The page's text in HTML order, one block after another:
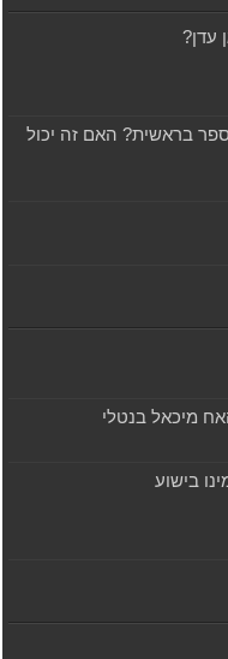
עדן?
בראשית? האם זה יכול
בישוע